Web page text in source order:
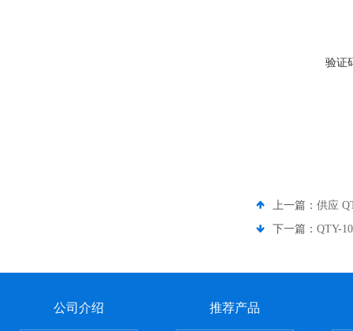
验证
上一篇： 供应
下一篇： QTY-
公司介绍 推荐产品